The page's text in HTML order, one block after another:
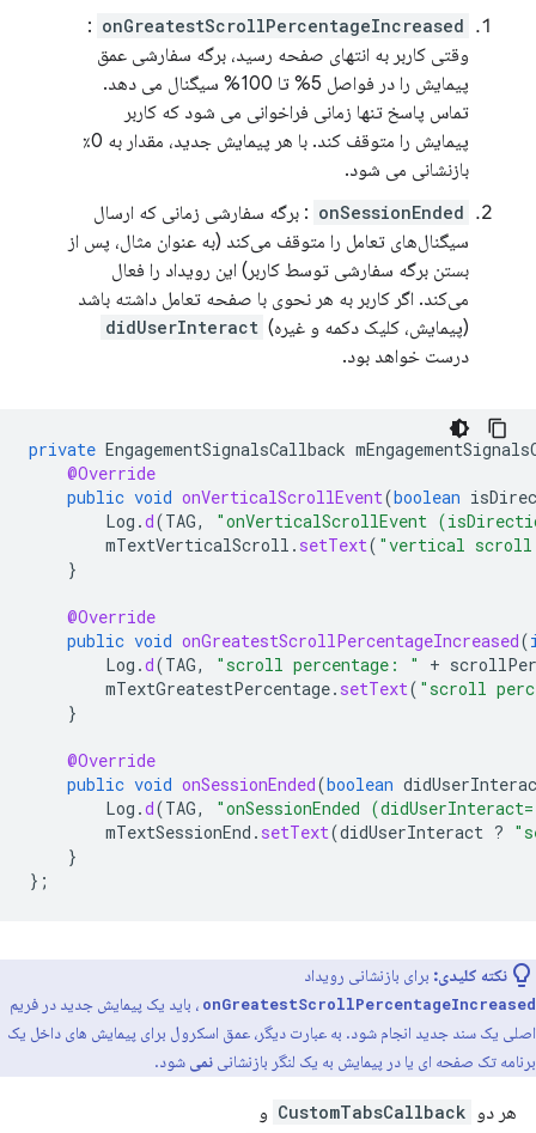
onGreatestScrollPercentageIncreased
:
وقتی کاربر به انتهای صفحه رسید، برگه سفارشی عمق
پیمایش را در فواصل 5% تا 100% سیگنال می دهد.
تماس پاسخ تنها زمانی فراخوانی می شود که کاربر
پیمایش را متوقف کند. با هر پیمایش جدید، مقدار به 0٪
بازنشانی می شود.
onSessionEnded : برگه سفارشی زمانی که ارسال
سیگنال‌های تعامل را متوقف می‌کند (به عنوان مثال، پس از
بستن برگه سفارشی توسط کاربر) این رویداد را فعال
می‌کند. اگر کاربر به هر نحوی با صفحه تعامل داشته باشد
(پیمایش، کلیک دکمه و غیره) didUserInteract
درست خواهد بود.
private EngagementSignalsCallback
@Override
public void onVerticalScrollEvent(boolean
Log .d(TAG,
"onVerticalScrollEvent
mTextVerticalScroll . setText( "vertical
}
@Override
public void onGreatestScrollPercentageIncreased(
Log .d(TAG, "scroll percentage: " +
mTextGreatestPercentage. setText( "scroll
}
@Override
public void onSessionEnded(boolean
Log .d(TAG,
"onSessionEnded
mTextSessionEnd . setText(didUserInteract ?
}
};
نکته کلیدی: برای بازنشانی رویداد
onGreatestScrollPercentageIncreased ، باید یک پیمایش جدید در فریم
اصلی یک سند جدید انجام شود. به عبارت دیگر، عمق اسکرول برای پیمایش های داخل یک
برنامه تک صفحه ای یا در پیمایش به یک لنگر بازنشانی نمی شود.
هر دو CustomTabsCallback و